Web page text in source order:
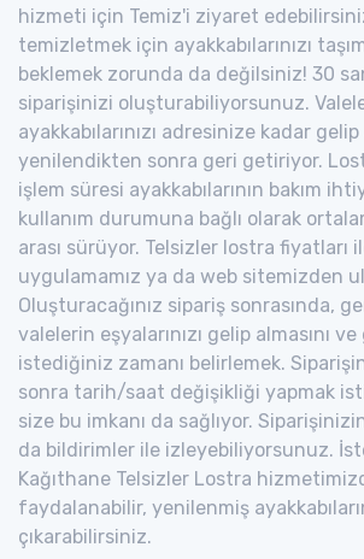
hizmeti için Temiz'i ziyaret
temizletmek için ayakkabılarınızı
beklemek zorunda da değilsiniz! 30
siparişinizi oluşturabiliyorsunuz.
ayakkabılarınızı adresinize kadar
yenilendikten sonra geri getiriyor.
işlem süresi ayakkabılarının bakım
kullanım durumuna bağlı olarak
arası sürüyor. Telsizler lostra fiyatları
uygulamamız ya da web sitemizden
Oluşturacağınız sipariş sonrasında,
valelerin eşyalarınızı gelip almasını
istediğiniz zamanı belirlemek.
sonra tarih/saat değişikliği yapmak
size bu imkanı da sağlıyor.
da bildirimler ile izleyebiliyorsunuz.
Kağıthane Telsizler Lostra
faydalanabilir, yenilenmiş
çıkarabilirsiniz.